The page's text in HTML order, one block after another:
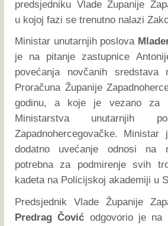
predsjedniku Vlade Županije
u kojoj fazi se trenutno nalazi
Ministar unutarnjih poslova
je na pitanje zastupnice
povećanja novčanih sredstava
Proračuna Županije
godinu, a koje je vezano za
Ministarstva unutarnjih
Zapadnohercegovačke.
dodatno uvećanje odnosi na
potrebna za podmirenje svih
kadeta na Policijskoj akademiji u
Predsjednik Vlade Županije
Predrag Čović odgovorio je na